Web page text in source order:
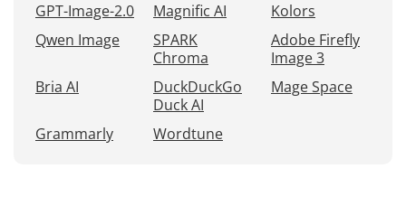
GPT-Image-2.0
Magnific AI
Kolors
Qwen Image
SPARK
Chroma
Adobe Firefly
Image 3
Bria AI
DuckDuckGo
Duck AI
Mage Space
Grammarly Wordtune